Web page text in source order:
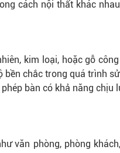
cách nội thất khác
kim loại, hoặc gỗ
bền chắc trong quá trình
bàn có khả năng chịu
văn phòng, phòng